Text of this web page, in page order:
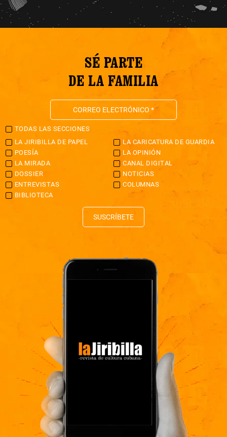
SÉ PARTE
DE LA FAMILIA
TODAS LAS SECCIONES
LA JIRIBILLA DE PAPEL
LA CARICATURA DE GUARDIA
POESÍA
LA OPINIÓN
LA MIRADA
CANAL DIGITAL
DOSSIER
NOTICIAS
ENTREVISTAS
COLUMNAS
BIBLIOTECA
SUSCRÍBETE